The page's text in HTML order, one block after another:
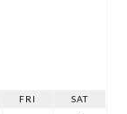
FRI SAT